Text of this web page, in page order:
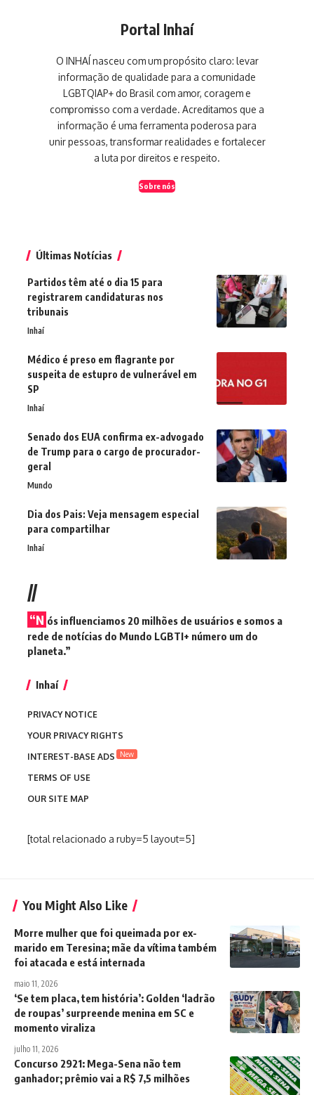
Portal Inhaí
O INHAÍ nasceu com um propósito claro: levar
informação de qualidade para a comunidade
LGBTQIAP+ do Brasil com amor, coragem e
compromisso com a verdade. Acreditamos que a
informação é uma ferramenta poderosa para
unir pessoas, transformar realidades e fortalecer
a luta por direitos e respeito.
Sobre nós
Últimas Notícias
Partidos têm até o dia 15 para
registrarem candidaturas nos
tribunais
Inhaí
Médico é preso em flagrante por
suspeita de estupro de vulnerável em
SP
Inhaí
Senado dos EUA confirma ex-advogado
de Trump para o cargo de procurador-
geral
Mundo
Dia dos Pais: Veja mensagem especial
para compartilhar
Inhaí
//
“N ós influenciamos 20 milhões de usuários e somos a
rede de notícias do Mundo LGBTI+ número um do
planeta.”
Inhaí
PRIVACY NOTICE
YOUR PRIVACY RIGHTS
INTEREST-BASE ADS
New
TERMS OF USE
OUR SITE MAP
[total relacionado a ruby=5 layout=5]
You Might Also Like
Morre mulher que foi queimada por ex-
marido em Teresina; mãe da vítima também
foi atacada e está internada
maio 11, 2026
‘Se tem placa, tem história’: Golden ‘ladrão
de roupas’ surpreende menina em SC e
momento viraliza
julho 11, 2026
Concurso 2921: Mega-Sena não tem
ganhador; prêmio vai a R$ 7,5 milhões